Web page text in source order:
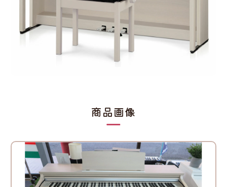
商品画像